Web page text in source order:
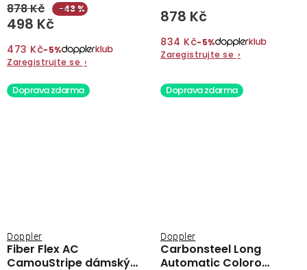
498 Kč
878 Kč −43 %
473 Kč−5%
Zaregistrujte se ›
878 Kč
834 Kč−5%
Zaregistrujte se ›
Doprava zdarma
Fiber Flex AC
CamouStripe dámský
Doppler
Doprava zdarma
Carbonsteel Long
Automatic Coloro
Doppler